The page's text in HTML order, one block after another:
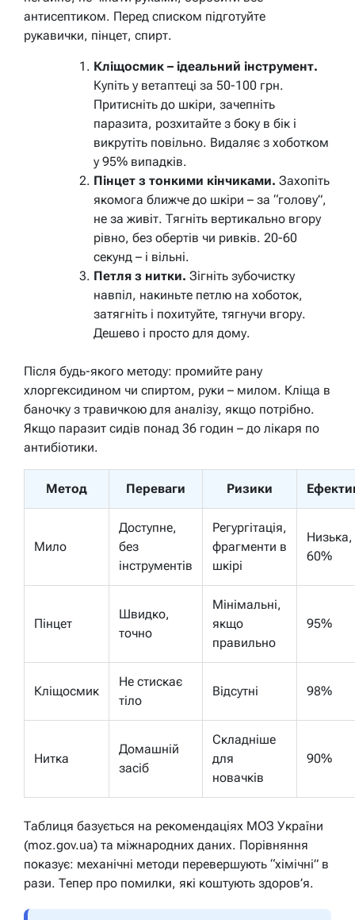
антисептиком. Перед списком підготуйте
рукавички, пінцет, спирт.
Кліщосмик – ідеальний інструмент.
Купіть у ветаптеці за 50-100 грн.
Притисніть до шкіри, зачепніть
паразита, розхитайте з боку в бік і
викрутіть повільно. Видаляє з хоботком
у 95% випадків.
Пінцет з тонкими кінчиками. Захопіть
якомога ближче до шкіри – за “голову”,
не за живіт. Тягніть вертикально вгору
рівно, без обертів чи ривків. 20-60
секунд – і вільні.
Петля з нитки. Зігніть зубочистку
навпіл, накиньте петлю на хоботок,
затягніть і похитуйте, тягнучи вгору.
Дешево і просто для дому.
Після будь-якого методу: промийте рану
хлоргексидином чи спиртом, руки – милом. Кліща в
баночку з травичкою для аналізу, якщо потрібно.
Якщо паразит сидів понад 36 годин – до лікаря по
антибіотики.
Метод Переваги Ризики
Мило
Доступне,
без
інструментів
Регургітація,
фрагменти в
шкірі
60%
Пінцет
Швидко,
точно
Мінімальні,
якщо
правильно
95%
Кліщосмик
Не стискає
тіло
Відсутні 98%
Нитка
Домашній
засіб
Складніше
для
новачків
90%
Таблиця базується на рекомендаціях МОЗ України
(moz.gov.ua) та міжнародних даних. Порівняння
показує: механічні методи перевершують “хімічні” в
рази. Тепер про помилки, які коштують здоров’я.